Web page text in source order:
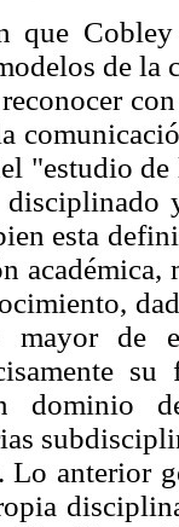
que
de la
"estudio
esta
mayor de
dominio
Lo anterior